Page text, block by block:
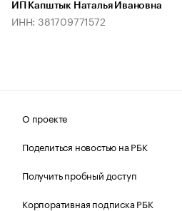
ИП Капштык Наталья Ивановна
ИНН: 381709771572
О проекте
Поделиться новостью на РБК
Получить пробный доступ
Корпоративная подписка РБК